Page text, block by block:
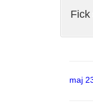
Fick
maj